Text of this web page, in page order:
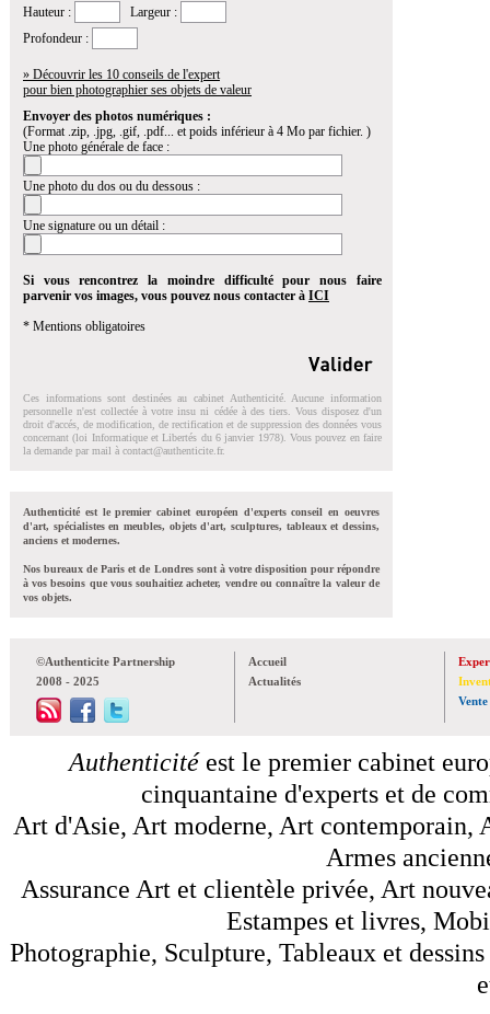
Hauteur :
Largeur :
Profondeur :
» Découvrir les 10 conseils de l'expert
pour bien photographier ses objets de valeur
Envoyer des photos numériques :
(Format .zip, .jpg, .gif, .pdf... et poids inférieur à 4 Mo par fichier. )
Une photo générale de face :
Une photo du dos ou du dessous :
Une signature ou un détail :
Si vous rencontrez la moindre difficulté pour nous faire
parvenir vos images, vous pouvez nous contacter à ICI
* Mentions obligatoires
Ces informations sont destinées au cabinet Authenticité. Aucune information
personnelle n'est collectée à votre insu ni cédée à des tiers. Vous disposez d'un
droit d'accés, de modification, de rectification et de suppression des données vous
concernant (loi Informatique et Libertés du 6 janvier 1978). Vous pouvez en faire
la demande par mail à contact@authenticite.fr.
Authenticité est le premier cabinet européen d'experts conseil en oeuvres
d'art, spécialistes en meubles, objets d'art, sculptures, tableaux et dessins,
anciens et modernes.
Nos bureaux de Paris et de Londres sont à votre disposition pour répondre
à vos besoins que vous souhaitiez acheter, vendre ou connaître la valeur de
vos objets.
©Authenticite Partnership
2008 - 2025
Accueil
Actualités
Vente
Authenticitéest le premier cabinet
cinquantaine d'experts et de
Art d'Asie, Art moderne, Art contemporain,
Armes
Assurance Art et clientèle privée, Art
Estampes et livres,
Photographie, Sculpture, Tableaux et